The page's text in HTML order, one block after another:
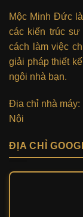
Mộc Minh Đức
các kiến trúc
cách làm việc
giải pháp thiết
ngôi nhà bạn.
Địa chỉ nhà
Nội
ĐỊA CHỈ